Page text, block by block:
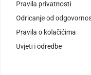
Pravila privatnosti
Odricanje od
Pravila o kolačićima
Uvjeti i odredbe